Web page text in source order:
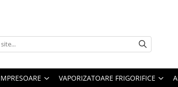
VAPORIZATOARE FRIGORIFICE